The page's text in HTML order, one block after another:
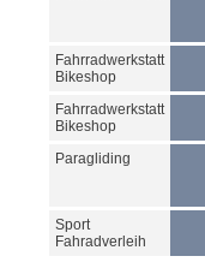
Fahrradwerkstatt
Bikeshop
Fahrradwerkstatt
Bikeshop
Paragliding
Sport
Fahradverleih